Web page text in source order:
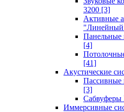
3200 [3]
Активные
"Линейный
Панельные
[4]
[41]
Акустические
Пассивные
[3]
Сабвуферы
Иммерсивные